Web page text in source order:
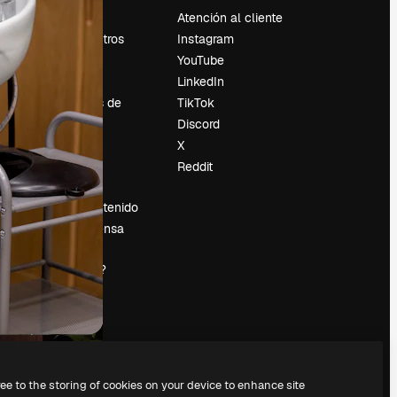
Sobre nosotros
Tendencias de
búsqueda
Blog
Eventos
Slidesgo
Vender contenido
Sala de prensa
magnific.ai?
Atención al cliente
Instagram
YouTube
LinkedIn
TikTok
Discord
X
Reddit
to the storing of cookies on your device to enhance site